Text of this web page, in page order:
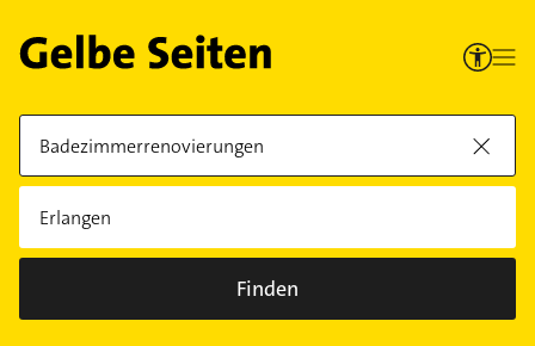
Finden